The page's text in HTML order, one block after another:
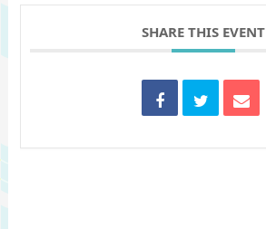
SHARE THIS EVENT